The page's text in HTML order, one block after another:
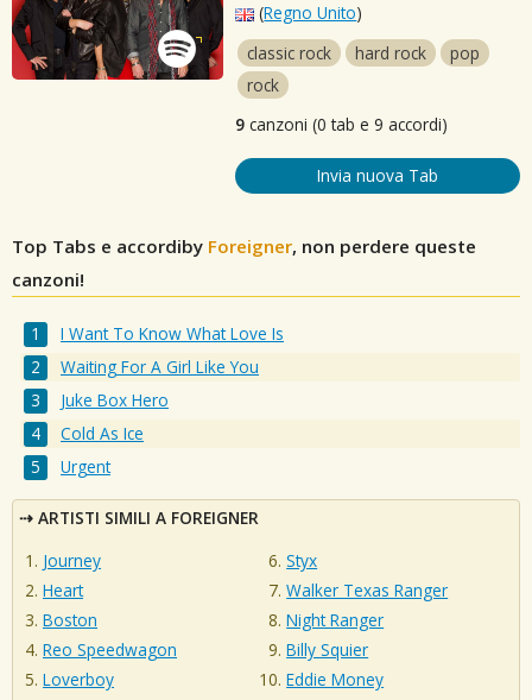
(Regno Unito)
classic rock
hard rock
pop
rock
9 canzoni (0 tab e 9 accordi)
Invia nuova Tab
Top Tabs e accordiby Foreigner, non perdere queste
canzoni!
I Want To Know What Love Is
Waiting For A Girl Like You
Juke Box Hero
Cold As Ice
Urgent
ARTISTI SIMILI A FOREIGNER
Journey
Heart
Boston
Reo Speedwagon
Loverboy
Styx
Walker Texas Ranger
Night Ranger
Billy Squier
Eddie Money